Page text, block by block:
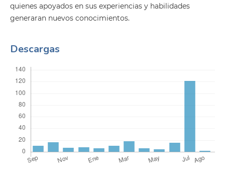
quienes apoyados en sus experiencias y habilidades
generaran nuevos conocimientos.
Descargas